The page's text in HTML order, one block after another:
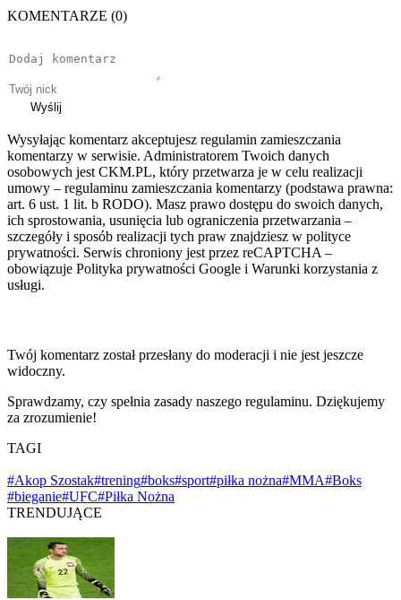
KOMENTARZE (0)
Wyślij
Wysyłając komentarz akceptujesz regulamin zamieszczania
komentarzy w serwisie. Administratorem Twoich danych
osobowych jest CKM.PL, który przetwarza je w celu realizacji
umowy – regulaminu zamieszczania komentarzy (podstawa prawna:
art. 6 ust. 1 lit. b RODO). Masz prawo dostępu do swoich danych,
ich sprostowania, usunięcia lub ograniczenia przetwarzania –
szczegóły i sposób realizacji tych praw znajdziesz w polityce
prywatności. Serwis chroniony jest przez reCAPTCHA –
obowiązuje Polityka prywatności Google i Warunki korzystania z
usługi.
Twój komentarz został przesłany do moderacji i nie jest jeszcze
widoczny.
Sprawdzamy, czy spełnia zasady naszego regulaminu. Dziękujemy
za zrozumienie!
TAGI
#Akop Szostak#trening#boks#sport#piłka nożna#MMA#Boks
#bieganie#UFC#Piłka Nożna
TRENDUJĄCE